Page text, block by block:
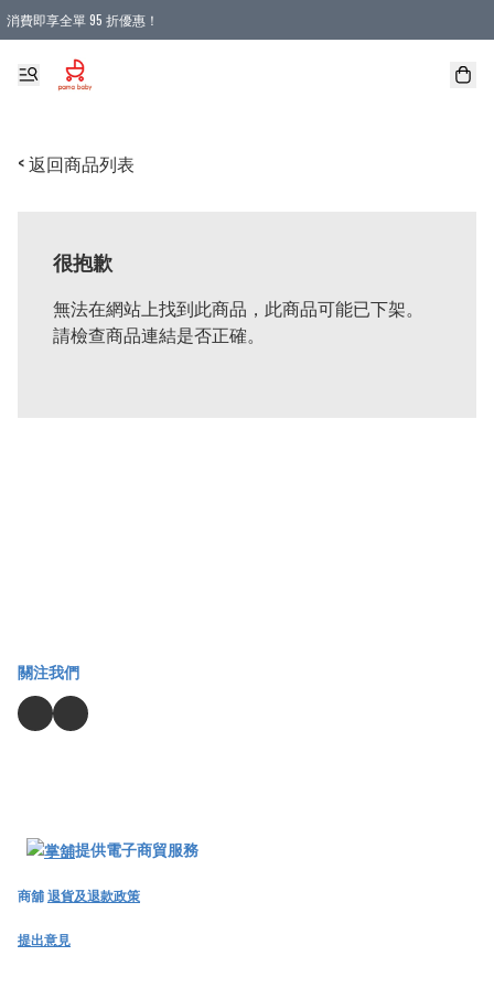
消費即享全單 95 折優惠！
購物滿 HKD 900.00即享免運費優惠！（適用於 本地送貨、本地取貨 )
< 返回商品列表
很抱歉
無法在網站上找到此商品，此商品可能已下架。
請檢查商品連結是否正確。
關注我們
提供電子商貿服務
商舖退貨及退款政策
提出意見